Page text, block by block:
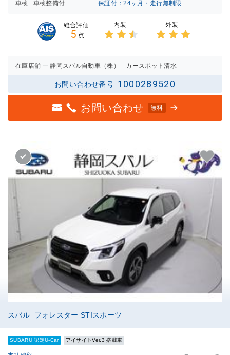
車検 車検整備付 保証付：24ヶ月・走行無制限
総合評価
5 点
内装
の評価
外装
評価
在庫店舗 静岡スバル自動車（株） カースポット清水
お問い合わせ番号 1000289520
お問い合わせ 無料
スバル フォレスター STIスポーツ
SUBARU 認定U-Car アイサイトVer.3 搭載車